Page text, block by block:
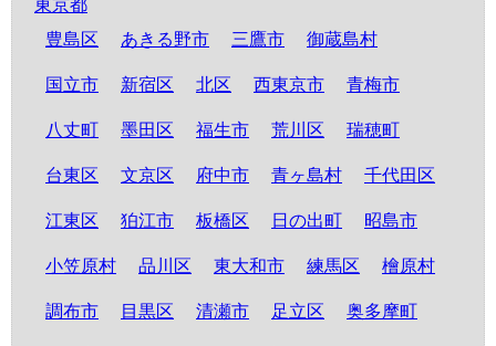
東京都
豊島区
あきる野市 三鷹市 御蔵島村
国立市 新宿区 北区 西東京市 青梅市
八丈町 墨田区 福生市 荒川区 瑞穂町
台東区 文京区 府中市 青ヶ島村 千代田区
江東区 狛江市 板橋区 日の出町 昭島市
小笠原村 品川区 東大和市 練馬区 檜原村
調布市 目黒区 清瀬市 足立区 奥多摩町